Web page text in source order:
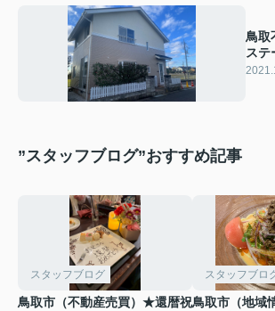
鳥
ス
”スタッフブログ”おすすめ記事
スタッフブログ
鳥取市（不動産売買）★還暦祝
スタッフブロ
鳥取市（地域